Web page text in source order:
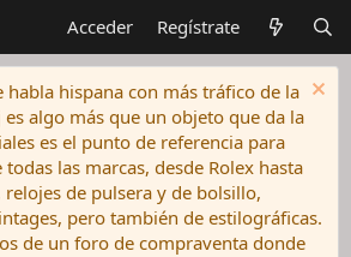
Acceder Regístrate
habla hispana con más tráfico de la
algo más que un objeto que da la
es el punto de referencia para
las marcas, desde Rolex hasta
de pulsera y de bolsillo,
pero también de estilográficas.
de un foro de compraventa donde